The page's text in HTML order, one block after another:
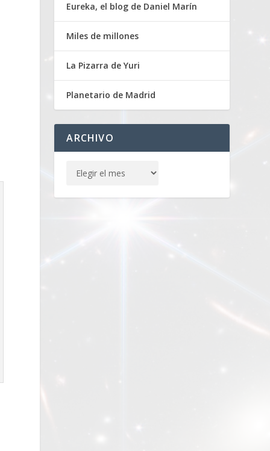
Eureka, el blog de Daniel Marín
Miles de millones
La Pizarra de Yuri
Planetario de Madrid
ARCHIVO